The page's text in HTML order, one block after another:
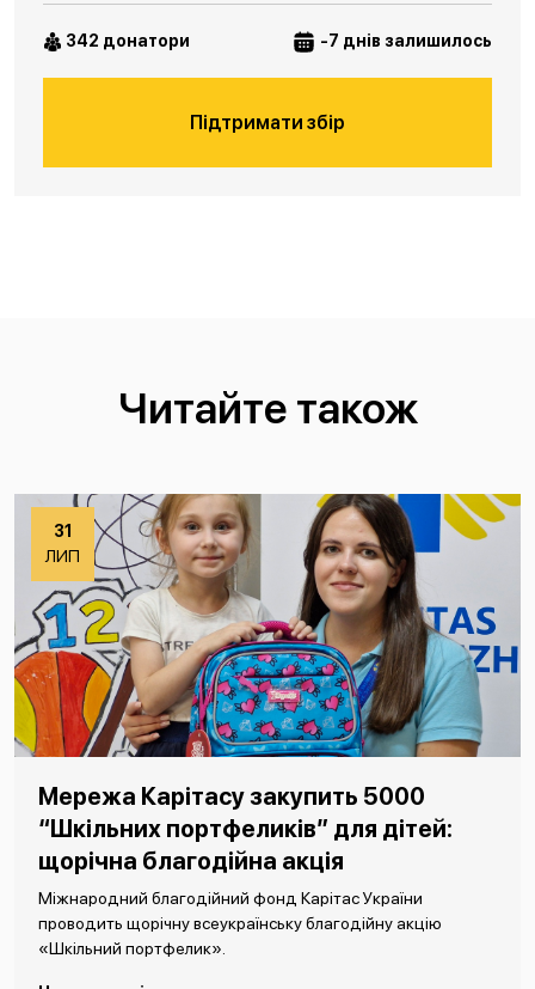
342 донатори -7 днів залишилось
Підтримати збір
Читайте також
31
ЛИП
Мережа Карітасу закупить 5000
“Шкільних портфеликів” для дітей:
щорічна благодійна акція
Міжнародний благодійний фонд Карітас України
проводить щорічну всеукраїнську благодійну акцію
«Шкільний портфелик».